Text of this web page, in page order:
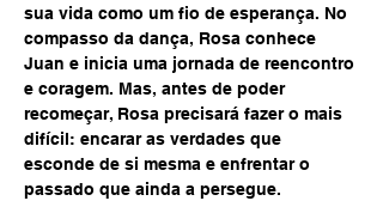
sua vida como um fio de esperança. No
compasso da dança, Rosa conhece
Juan e inicia uma jornada de reencontro
e coragem. Mas, antes de poder
recomeçar, Rosa precisará fazer o mais
difícil: encarar as verdades que
esconde de si mesma e enfrentar o
passado que ainda a persegue.